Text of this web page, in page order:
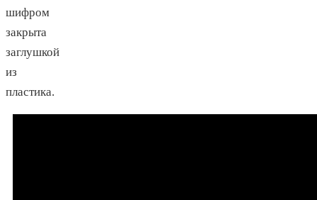
шифром
закрыта
заглушкой
из
пластика.